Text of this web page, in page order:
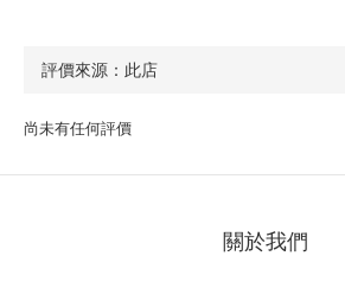
尚未有任何評價
關於我們